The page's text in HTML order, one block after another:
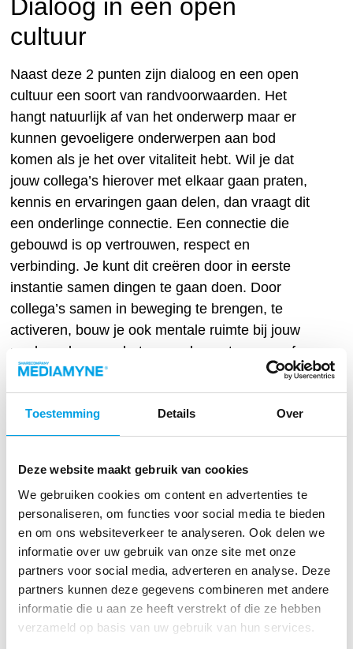
Toestemming Details Over
Deze website maakt gebruik van cookies
We gebruiken cookies om content en advertenties te
personaliseren, om functies voor social media te bieden
en om ons websiteverkeer te analyseren. Ook delen we
informatie over uw gebruik van onze site met onze
partners voor social media, adverteren en analyse. Deze
partners kunnen deze gegevens combineren met andere
informatie die u aan ze heeft verstrekt of die ze hebben
verzameld op basis van uw gebruik van hun services.
Dialoog in een open
cultuur
Naast deze 2 punten zijn dialoog en een open
cultuur een soort van randvoorwaarden. Het
hangt natuurlijk af van het onderwerp maar er
kunnen gevoeligere onderwerpen aan bod
komen als je het over vitaliteit hebt. Wil je dat
jouw collega’s hierover met elkaar gaan praten,
kennis en ervaringen gaan delen, dan vraagt dit
een onderlinge connectie. Een connectie die
gebouwd is op vertrouwen, respect en
verbinding. Je kunt dit creëren door in eerste
instantie samen dingen te gaan doen. Door
collega’s samen in beweging te brengen, te
activeren, bouw je ook mentale ruimte bij jouw
medewerkers om het gesprek aan te gaan, of
die ene vraag te durven stellen. Een mooi
initiatief iswww.wesmove.com.
Communicatie is cruciaal
En last but not least, om een positieve
gedragsverandering te creëren speelt
communicatie een cruciale rol. Communicatie
over vitaliteitsprogramma’s moet duidelijk en
consistent zijn, dient op een regelmatige basis
plaats te vinden en via diverse
communicatiekanalen om alle diverse groepen